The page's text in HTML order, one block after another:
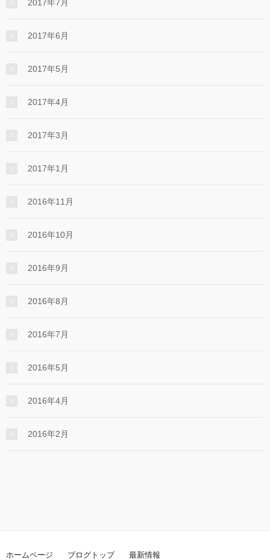
2017年7月
2017年6月
2017年5月
2017年4月
2017年3月
2017年1月
2016年11月
2016年10月
2016年9月
2016年8月
2016年7月
2016年5月
2016年4月
2016年2月
ホームページ ブログトップ 最新情報